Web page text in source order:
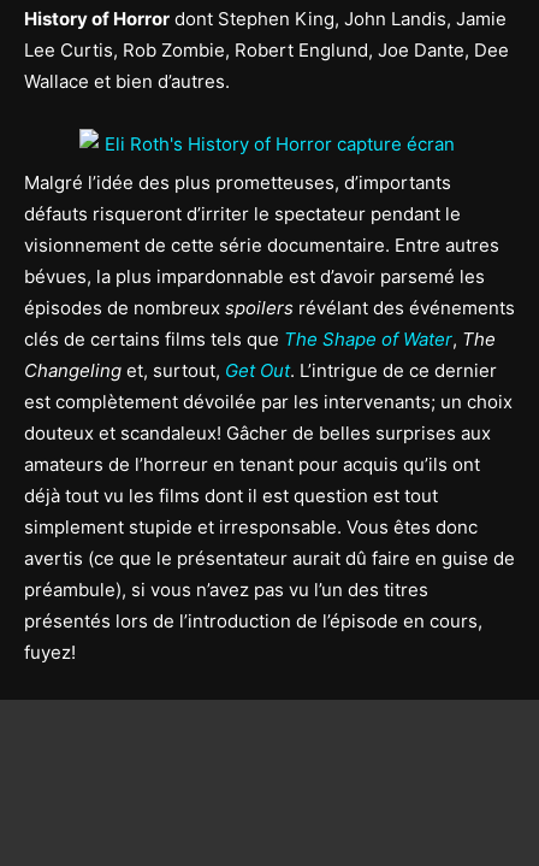
History of Horror dont Stephen King, John Landis, Jamie
Lee Curtis, Rob Zombie, Robert Englund, Joe Dante, Dee
Wallace et bien d’autres.
Malgré l’idée des plus prometteuses, d’importants
défauts risqueront d’irriter le spectateur pendant le
visionnement de cette série documentaire. Entre autres
bévues, la plus impardonnable est d’avoir parsemé les
épisodes de nombreux spoilers révélant des événements
clés de certains films tels que The Shape of Water, The
Changeling et, surtout, Get Out. L’intrigue de ce dernier
est complètement dévoilée par les intervenants; un choix
douteux et scandaleux! Gâcher de belles surprises aux
amateurs de l’horreur en tenant pour acquis qu’ils ont
déjà tout vu les films dont il est question est tout
simplement stupide et irresponsable. Vous êtes donc
avertis (ce que le présentateur aurait dû faire en guise de
préambule), si vous n’avez pas vu l’un des titres
présentés lors de l’introduction de l’épisode en cours,
fuyez!